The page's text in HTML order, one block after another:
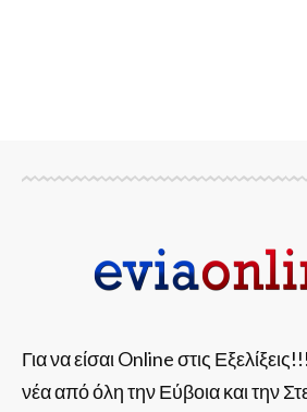
Για να είσαι Online στις
νέα από όλη την Εύβοια και την